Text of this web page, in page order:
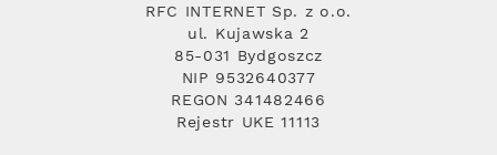
RFC INTERNET Sp. z o.o.
ul. Kujawska 2
85-031 Bydgoszcz
NIP 9532640377
REGON 341482466
Rejestr UKE 11113